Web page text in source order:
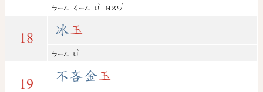
ㄅㄧㄥ ㄑㄧㄥ ㄩ
ˋ
ㄖㄨㄣ
ˋ
18
冰玉
ㄅㄧㄥ ㄩ
ˋ
19
不吝金玉